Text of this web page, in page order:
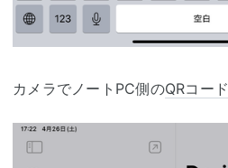
カメラでノートPC側のQRコード